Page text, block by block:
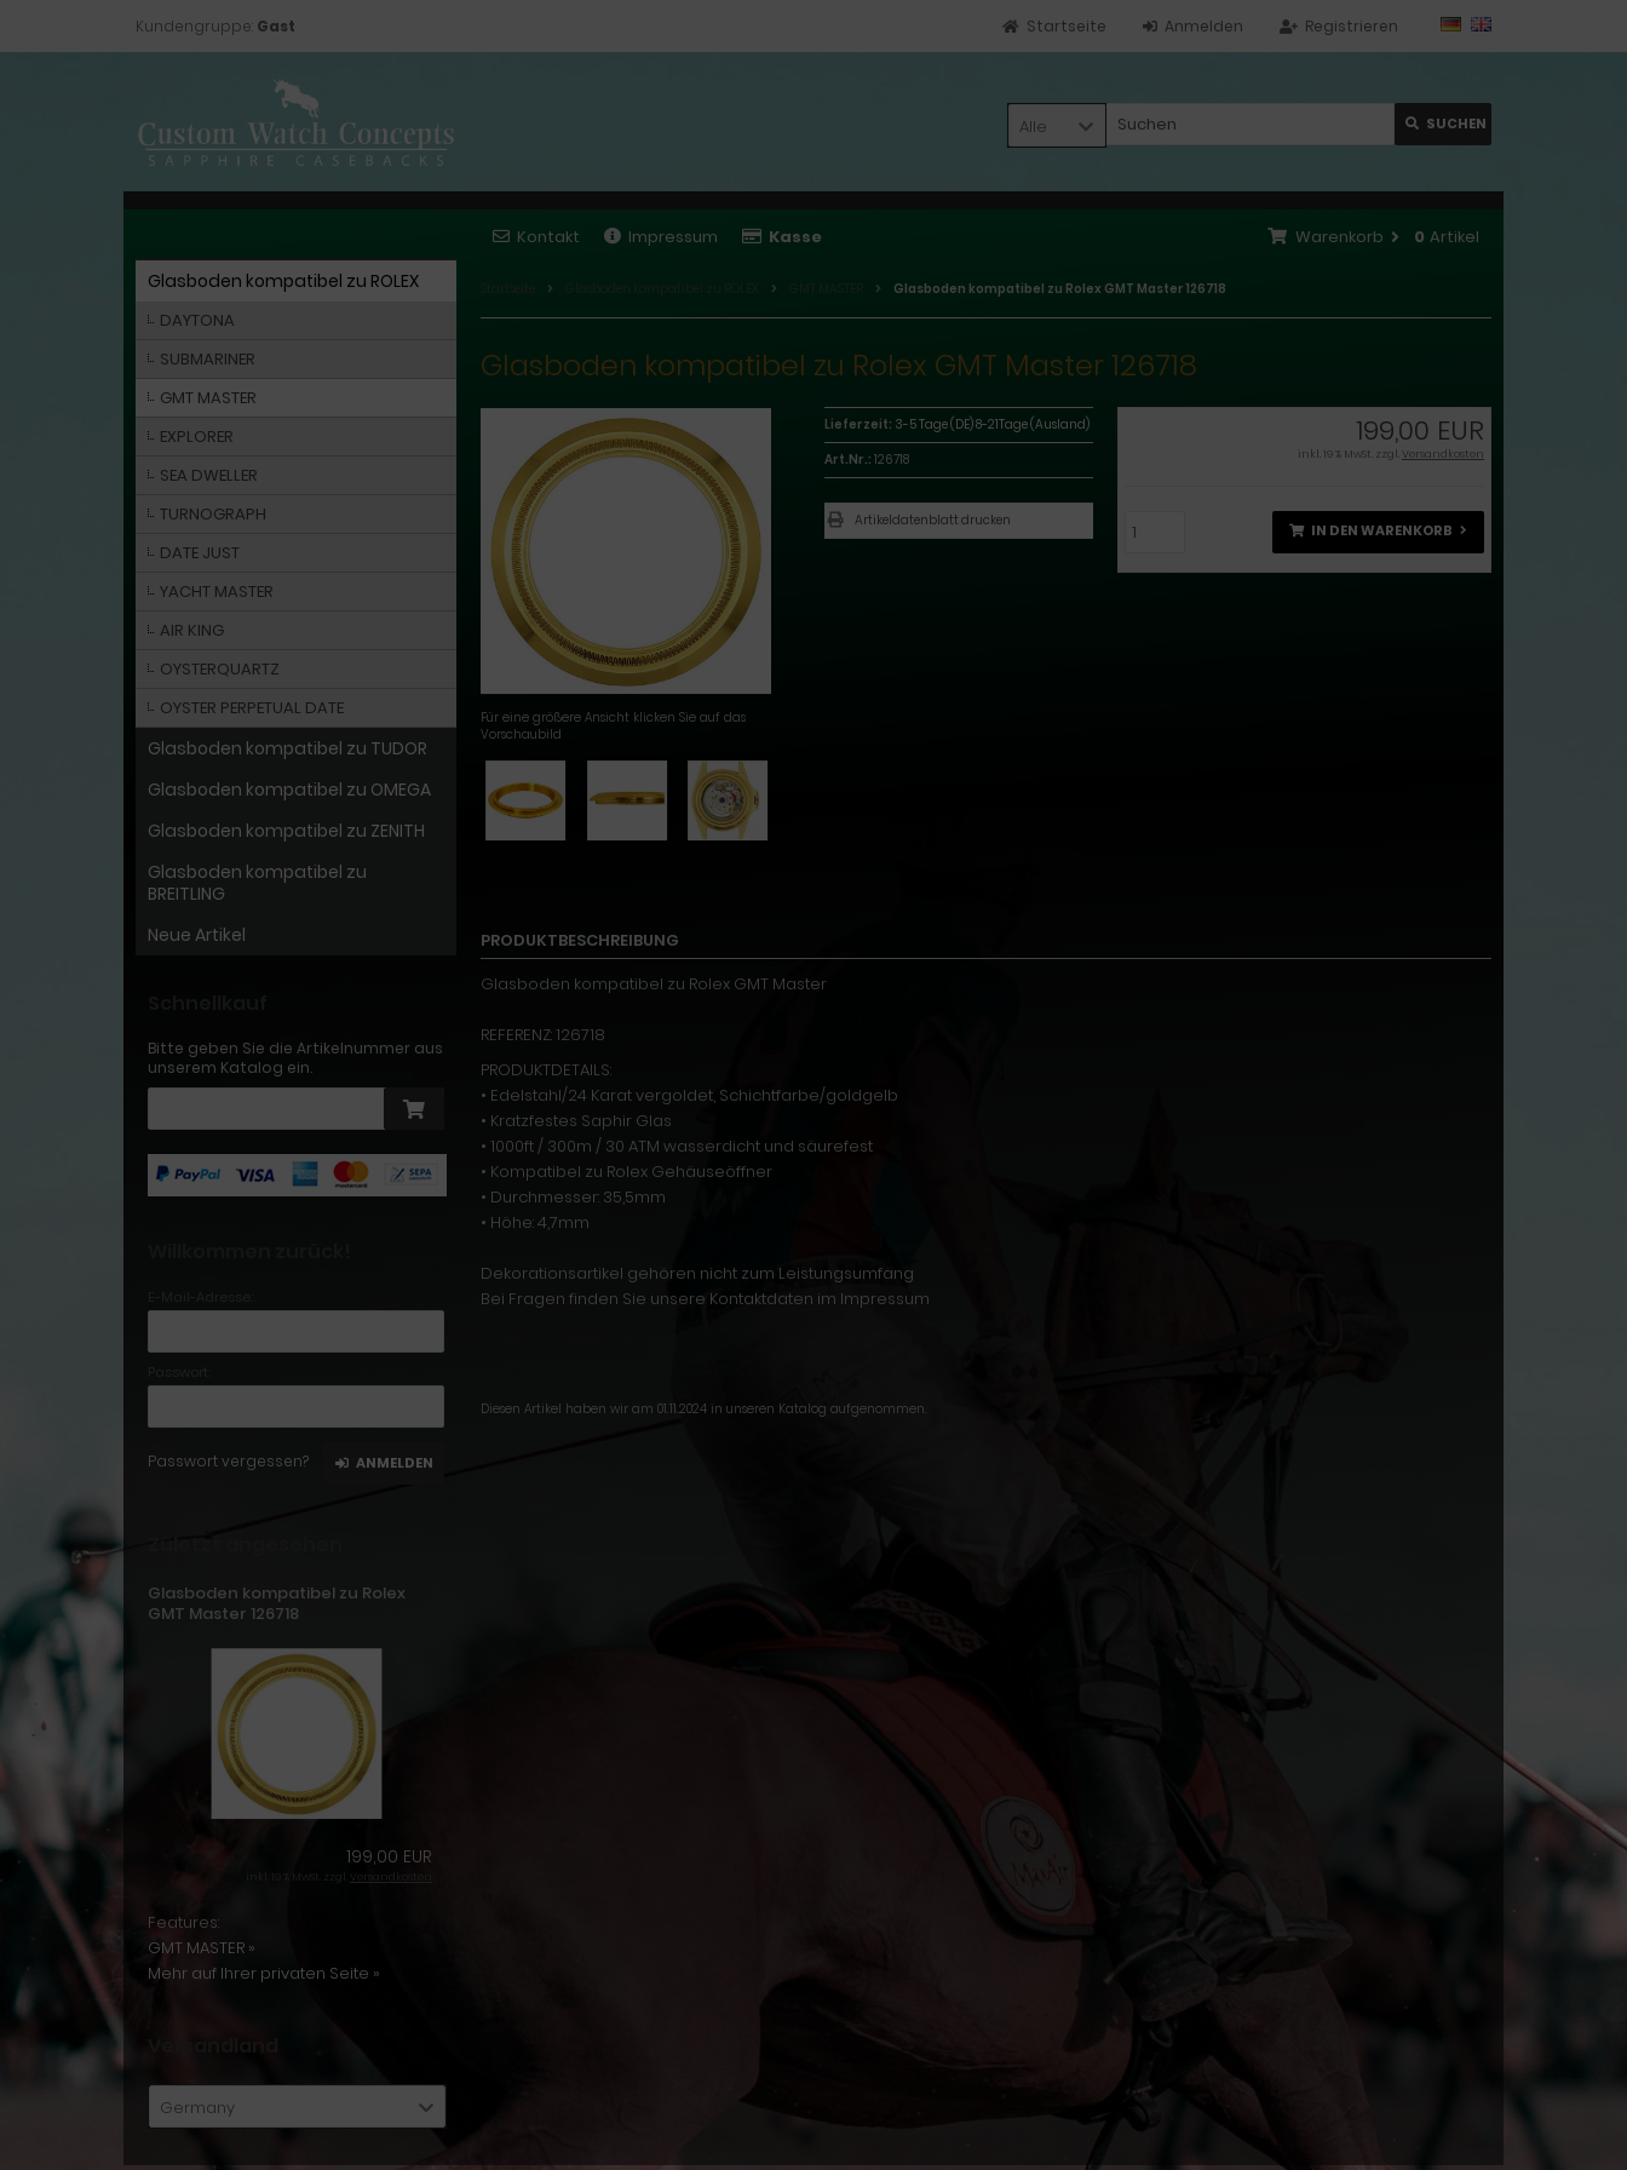
Kundengruppe: Gast Registrieren
Anmelden
Startseite
Alle SUCHEN
Kontakt Impressum Kasse Warenkorb 0 Artikel
Startseite Glasboden kompatibel zu ROLEX GMT MASTER Glasboden kompatibel zu Rolex GMT Master 126718
Glasboden kompatibel zu Rolex GMT Master 126718
Für eine größere Ansicht klicken Sie auf das
Vorschaubild
199,00 EUR
inkl. 19 % MwSt. zzgl.Versandkosten
IN DEN WARENKORB
Lieferzeit: 3-5 Tage (DE) 8-21Tage (Ausland)
Art.Nr.: 126718
Artikeldatenblatt drucken
PRODUKTBESCHREIBUNG
Glasboden kompatibel zu Rolex GMT Master
REFERENZ: 126718
PRODUKTDETAILS:
• Edelstahl/24 Karat vergoldet, Schichtfarbe/goldgelb
• Kratzfestes Saphir Glas
• 1000ft / 300m / 30 ATM wasserdicht und säurefest
• Kompatibel zu Rolex Gehäuseöffner
• Durchmesser: 35,5mm
• Höhe: 4,7mm
Dekorationsartikel gehören nicht zum Leistungsumfang
Bei Fragen finden Sie unsere Kontaktdaten im Impressum
Diesen Artikel haben wir am 01.11.2024 in unseren Katalog aufgenommen.
Glasboden kompatibel zu ROLEX
DAYTONA
SUBMARINER
GMT MASTER
EXPLORER
SEA DWELLER
TURNOGRAPH
DATE JUST
YACHT MASTER
AIR KING
OYSTERQUARTZ
OYSTER PERPETUAL DATE
Glasboden kompatibel zu TUDOR
Glasboden kompatibel zu OMEGA
Glasboden kompatibel zu ZENITH
Glasboden kompatibel zu
BREITLING
Neue Artikel
Bitte geben Sie die Artikelnummer aus
unserem Katalog ein.
Passwort vergessen? ANMELDEN
Glasboden kompatibel zu Rolex
GMT Master 126718
199,00 EUR
inkl. 19 % MwSt. zzgl. Versandkosten
Features:
GMT MASTER »
Mehr auf Ihrer privaten Seite »
Germany